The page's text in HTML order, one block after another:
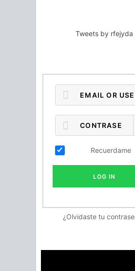
Tweets by rfejyda
Recuerdame
LOG IN
¿Olvidaste tu